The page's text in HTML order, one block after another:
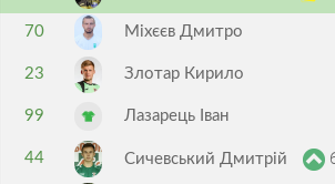
70 Міхєєв Дмитро
23 Злотар Кирило
99 Лазарець Іван
44 Сичевський Дмитрій